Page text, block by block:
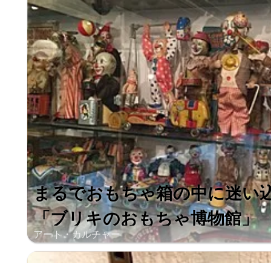
まるでおもちゃ箱の中に迷い
「ブリキのおもちゃ博物館」
アート・カルチャー